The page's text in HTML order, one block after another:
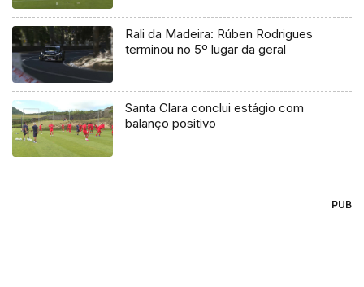
Rali da Madeira: Rúben Rodrigues
terminou no 5º lugar da geral
Santa Clara conclui estágio com
balanço positivo
PUB